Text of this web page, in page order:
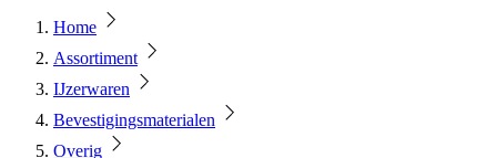
Home
Assortiment
IJzerwaren
Bevestigingsmaterialen
Overig